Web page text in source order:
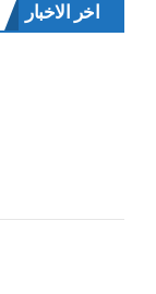
اخر الاخبار